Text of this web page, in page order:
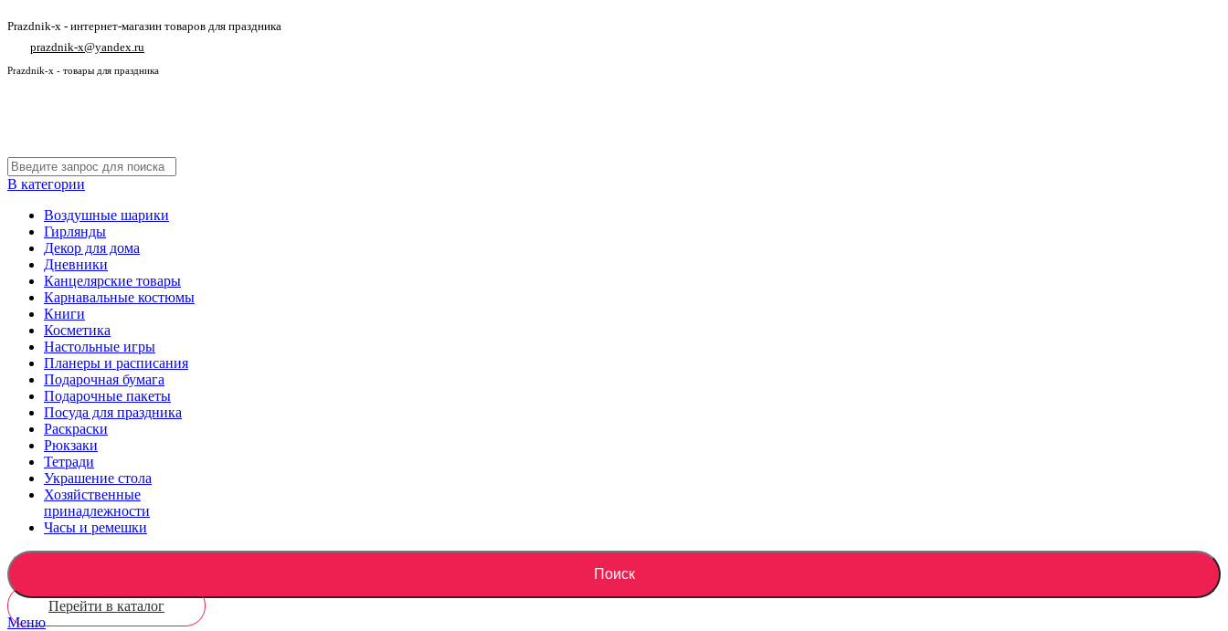
Prazdnik-x - интернет-магазин товаров для праздника
prazdnik-x@yandex.ru
Prazdnik-x - товары для праздника
В категории
Воздушные шарики
Гирлянды
Декор для дома
Дневники
Канцелярские товары
Карнавальные костюмы
Книги
Косметика
Настольные игры
Планеры и расписания
Подарочная бумага
Подарочные пакеты
Посуда для праздника
Раскраски
Рюкзаки
Тетради
Украшение стола
Хозяйственные
принадлежности
Часы и ремешки
Поиск
Перейти в каталог
Меню